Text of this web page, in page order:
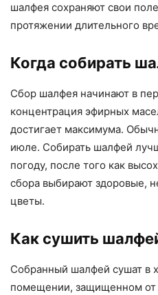
шалфея сохраняют свои
протяжении длительного
Когда собирать
Сбор шалфея начинают в
концентрация эфирных
достигает максимума.
июле. Собирать шалфей
погоду, после того как
сбора выбирают здоровые,
цветы.
Как сушить
Собранный шалфей сушат в
помещении, защищенном от